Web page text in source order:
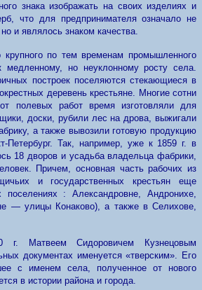
знака изображать на своих изделиях и
что для предпринимателя означало не
и являлось знаком качества.
крупного по тем временам промышленного
медленному, но неуклонному росту села.
построек поселяются стекающиеся в
деревень крестьяне. Многие сотни
полевых работ время изготовляли для
доски, рубили лес на дрова, выжигали
а также вывозили готовую продукцию
Петербург. Так, например, уже к 1859 г. в
18 дворов и усадьба владельца фабрики,
Причем, основная часть рабочих из
и государственных крестьян еще
поселениях : Александровне, Андронихе,
— улицы Конаково), а также в Селихове,
г. Матвеем Сидоровичем Кузнецовым
документах именуется «тверским». Его
с именем села, полученное от нового
в истории района и города.